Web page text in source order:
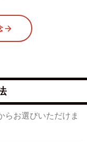
らお選びいただけま